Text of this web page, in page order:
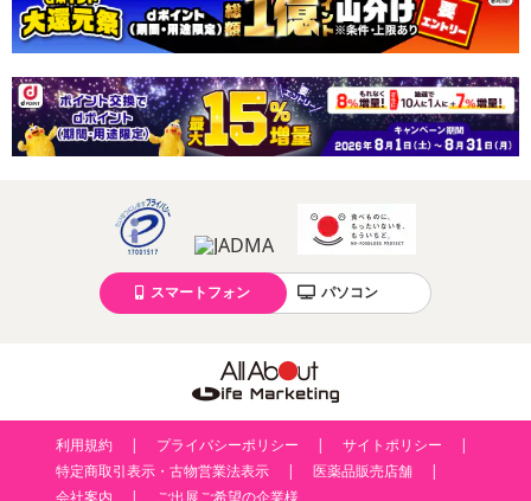
スマートフォン パソコン
利用規約 プライバシーポリシー
サイトポリシー
特定商取引表示・古物営業法表示
医薬品販売店舗
会社案内
ご出展ご希望の企業様